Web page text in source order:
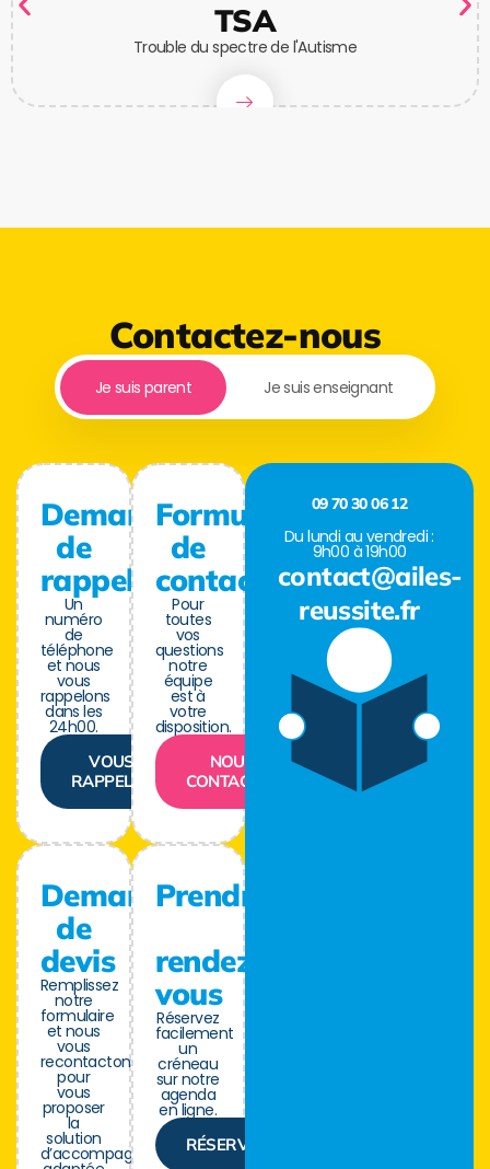
TSA
Trouble du spectre de l'Autisme
Contactez-nous
Je suis parent Je suis enseignant
Demande
de
rappel
Un
numéro
de
téléphone
et nous
vous
rappelons
dans les
24h00.
VOUS
RAPPELER
Demande
de
devis
Remplissez
notre
formulaire
et nous
vous
recontactons
pour
vous
proposer
la
solution
d’accompagnement
Formulaire
de
contact
Pour
toutes
vos
questions
notre
équipe
est à
votre
disposition.
NOUS
CONTACTER
Prendre
rendez-
vous
Réservez
facilement
un
créneau
sur notre
agenda
en ligne.
RÉSERVER
09 70 30 06 12
Du lundi au vendredi :
9h00 à 19h00
contact@ailes-
reussite.fr